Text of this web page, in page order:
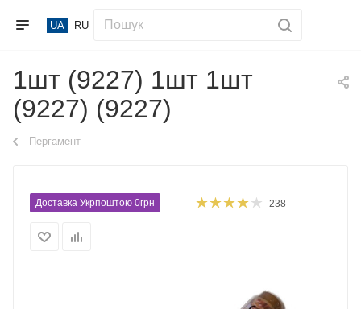
UA RU
1шт (9227) 1шт 1шт
(9227) (9227)
Пергамент
Доставка Укрпоштою 0грн 238